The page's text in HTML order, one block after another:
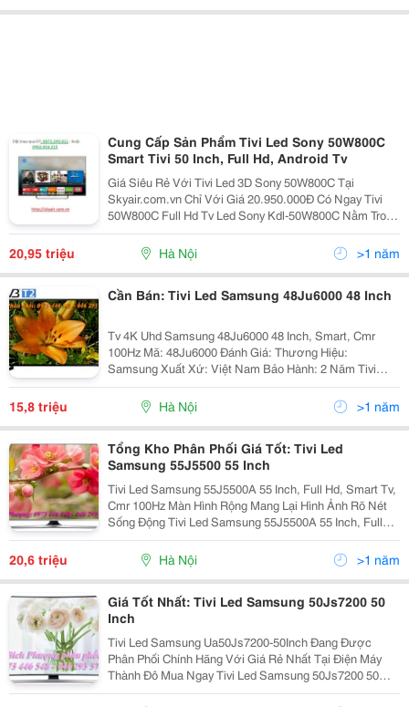
Cung Cấp Sản Phẩm Tivi Led Sony 50W800C
Smart Tivi 50 Inch, Full Hd, Android Tv
Giá Siêu Rẻ Với Tivi Led 3D Sony 50W800C Tại
Skyair.com.vn Chỉ Với Giá 20.950.000Đ Có Ngay Tivi
50W800C Full Hd Tv Led Sony Kdl-50W800C Nằm Trong
Dòng Tv Sony 50W800C Mới Ra Mắt Của Hãng Sony ,
Với Nàn Hình 50 In C H Được Trang Bị Bô Vi Xử Lý H
20,95 triệu Hà Nội >1 năm
Cần Bán: Tivi Led Samsung 48Ju6000 48 Inch
Tv 4K Uhd Samsung 48Ju6000 48 Inch, Smart, Cmr
100Hz Mã: 48Ju6000 Đánh Giá: Thương Hiệu:
Samsung Xuất Xứ: Việt Nam Bảo Hành: 2 Năm Tivi
Samsung Smart Uhd 48Ju6000 Giá Bán: 15.800.000
Vnđ Thông Số Kỹ Thuật Tivi
15,8 triệu Hà Nội >1 năm
Tổng Kho Phân Phối Giá Tốt: Tivi Led
Samsung 55J5500 55 Inch
Tivi Led Samsung 55J5500A 55 Inch, Full Hd, Smart Tv,
Cmr 100Hz Màn Hình Rộng Mang Lại Hình Ảnh Rõ Nét
Sống Động Tivi Led Samsung 55J5500A 55 Inch, Full
Hd, Smart Tv, Cmr 100Hz Thiết Kế Hiện Đại Tạo Nét
20,6 triệu Hà Nội >1 năm
Giá Tốt Nhất: Tivi Led Samsung 50Js7200 50
Inch
Tivi Led Samsung Ua50Js7200-50Inch Đang Được
Phân Phối Chính Hãng Với Giá Rẻ Nhất Tại Điện Máy
Thành Đô Mua Ngay Tivi Led Samsung 50Js7200 50
Inch Ngay Hôm Nay Bạn Sẽ Nhận Được Mức Giá Tốt